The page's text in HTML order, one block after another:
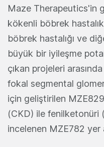
Maze Therapeutics'in
kökenli böbrek
böbrek hastalığı ve
büyük bir iyileşme
çıkan projeleri
fokal segmental
için geliştirilen
(CKD) ile fenilketonüri
incelenen MZE782 yer